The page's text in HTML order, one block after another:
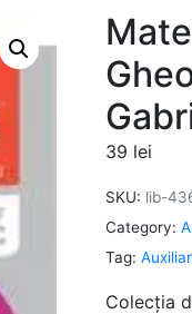
39 lei
SKU: lib-
Category:
Tag:
Colecția